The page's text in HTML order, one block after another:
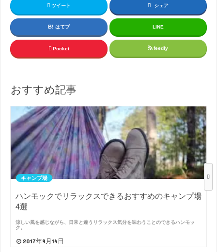
ツイート シェア
はてブ LINE
Pocket feedly
おすすめ記事
キャンプ場
ハンモックでリラックスできるおすすめのキャンプ場
4選
涼しい風を感じながら、日常と違うリラックス気分を味わうことのできるハンモッ
ク。 …
2017年9月14日